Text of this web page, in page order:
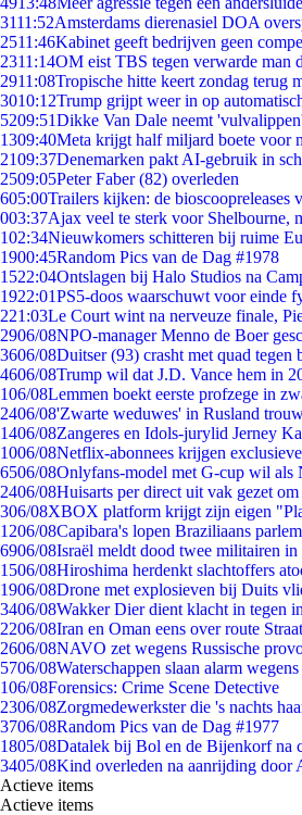
3111:52Amsterdams dierenasiel DOA
2511:46Kabinet geeft bedrijven geen
2311:14OM eist TBS tegen verwarde man
2911:08Tropische hitte keert zondag terug
3010:12Trump grijpt weer in op
5209:51Dikke Van Dale neemt
1309:40Meta krijgt half miljard boete voor
2109:37Denemarken pakt AI-gebruik in
2509:05Peter Faber (82) overleden
605:00Trailers kijken: de bioscoopreleases
003:37Ajax veel te sterk voor Shelbourne,
102:34Nieuwkomers schitteren bij ruime
1900:45Random Pics van de Dag #1978
1522:04Ontslagen bij Halo Studios na
1922:01PS5-doos waarschuwt voor einde
221:03Le Court wint na nerveuze finale,
2906/08NPO-manager Menno de Boer
3606/08Duitser (93) crasht met quad tegen
4606/08Trump wil dat J.D. Vance hem in
106/08Lemmen boekt eerste profzege in
2406/08'Zwarte weduwes' in Rusland
1406/08Zangeres en Idols-jurylid Jerney
1006/08Netflix-abonnees krijgen
6506/08Onlyfans-model met G-cup wil als
2406/08Huisarts per direct uit vak gezet
306/08XBOX platform krijgt zijn eigen
1206/08Capibara's lopen Braziliaans
6906/08Israël meldt dood twee militairen
1506/08Hiroshima herdenkt slachtoffers
1906/08Drone met explosieven bij Duits
3406/08Wakker Dier dient klacht in tegen
2206/08Iran en Oman eens over route
2606/08NAVO zet wegens Russische
5706/08Waterschappen slaan alarm
106/08Forensics: Crime Scene Detective
2306/08Zorgmedewerkster die 's nachts
3706/08Random Pics van de Dag #1977
1805/08Datalek bij Bol en de Bijenkorf na
3405/08Kind overleden na aanrijding door
Actieve items
Actieve items